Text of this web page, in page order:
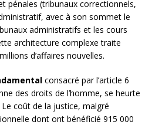
pénales (tribunaux correctionnels,
avec à son sommet le
administratifs et les cours
architecture complexe traite
d’affaires nouvelles.
consacré par l’article 6
des droits de l’homme, se heurte
coût de la justice, malgré
dont ont bénéficié 915 000